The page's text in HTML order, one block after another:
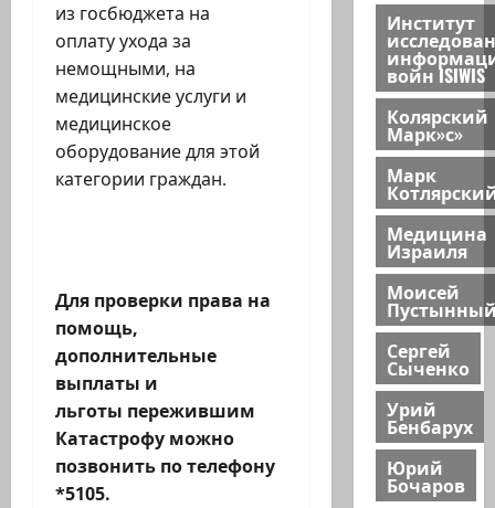
из госбюджета на
оплату ухода за
немощными, на
медицинские услуги и
медицинское
оборудование для этой
категории граждан.
Для проверки права на
помощь,
дополнительные
выплаты и
льготы пережившим
Катастрофу можно
позвонить по телефону
*5105.
Институт
войн ISIWIS
Колярский
Марк»с»
Марк
Медицина
Израиля
Моисей
Сергей
Сыченко
Урий
Бенбарух
Юрий
Бочаров